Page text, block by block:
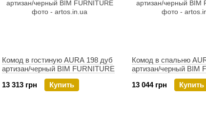
Комод в гостиную AURA 198 дуб
артизан/черный BIM FURNITURE
13 313 грн
Купить
Комод в спальню
артизан/черный BIM
13 044 грн
Купить